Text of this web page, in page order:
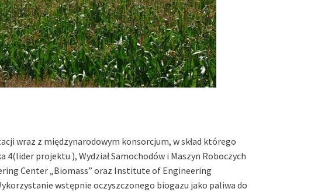
wraz z międzynarodowym konsorcjum, w skład którego
projektu ), Wydział Samochodów i Maszyn Roboczych
Center „Biomass” oraz Institute of Engineering
wstępnie oczyszczonego biogazu jako paliwa do